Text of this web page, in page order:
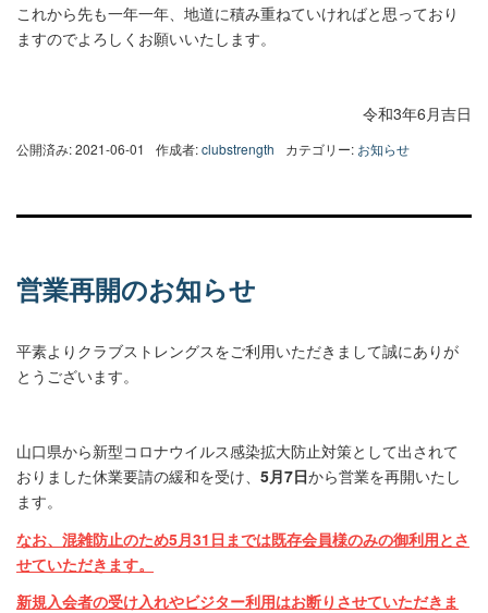
これから先も一年一年、地道に積み重ねていければと思っており
ますのでよろしくお願いいたします。
令和3年6月吉日
公開済み: 2021-06-01 作成者:clubstrength カテゴリー: お知らせ
営業再開のお知らせ
平素よりクラブストレングスをご利用いただきまして誠にありが
とうございます。
山口県から新型コロナウイルス感染拡大防止対策として出されて
おりました休業要請の緩和を受け、 5月7日から営業を再開いたし
ます。
なお、混雑防止のため5月31日までは既存会員様のみの御利用とさ
せていただきます。
新規入会者の受け入れやビジター利用はお断りさせていただきま